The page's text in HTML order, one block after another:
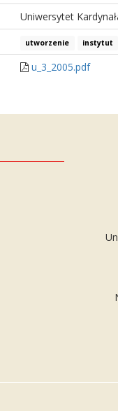
Uniwersytet
utworzenie instytut
u_3_2005.pdf